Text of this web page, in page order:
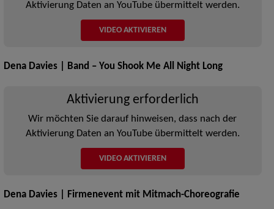
Aktivierung Daten an YouTube übermittelt werden.
VIDEO AKTIVIEREN
Dena Davies | Band – You Shook Me All Night Long
Aktivierung erforderlich
Wir möchten Sie darauf hinweisen, dass nach der
Aktivierung Daten an YouTube übermittelt werden.
VIDEO AKTIVIEREN
Dena Davies | Firmenevent mit Mitmach-Choreografie